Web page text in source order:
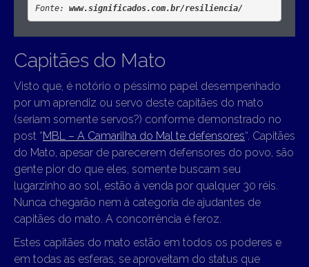
Fonte: www.significados.com.br/resiliencia/
Capitães do Mato
Visto que, é notório o péssimo papel desempenhado
por um aprendiz ou servo deste capitães do mato
(seriam somente servos?) conforme demonstrado no
post “MBL – A Camarilha do Mal te defensores“. Capitães
do Mato, apesar de parecerem defensores do povo, são
gente pior do que eles, somente buscam seu
lugarzinho ao sol, estão à venda por qualquer 30 réis.
Nunca chegarão nem à categoria de ajudantes de
capitães do mato. A concorrência é feroz.
Estes capitães do mato estão em todos os poderes e
em todas as esferas, se aproveitam do status que